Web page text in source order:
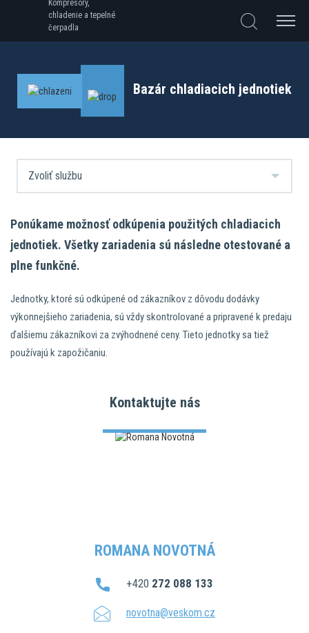
Kompresory,
chladenie a tepelné
čerpadla
Bazár chladiacich jednotiek
Ponúkame možnosť odkúpenia použitých chladiacich
jednotiek. Všetky zariadenia sú následne otestované a
plne funkčné.
Jednotky, ktoré sú odkúpené od zákazníkov z dôvodu dodávky
výkonnejšieho zariadenia, sú vždy skontrolované a pripravené k predaju
ďalšiemu zákazníkovi za zvýhodnené ceny. Tieto jednotky sa tiež
používajú k zapožičaniu.
Kontaktujte nás
ROMANA NOVOTNÁ
+420 272 088 133
novotna@veskom.cz